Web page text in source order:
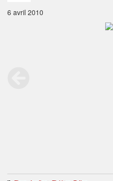
6 avril 2010